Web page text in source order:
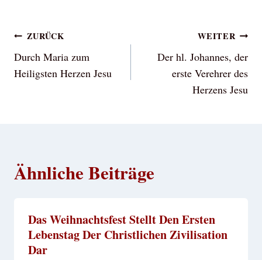
Beitragsnavigation
ZURÜCK
Durch Maria zum
Heiligsten Herzen Jesu
WEITER
Der hl. Johannes, der
erste Verehrer des
Herzens Jesu
Ähnliche Beiträge
Das Weihnachtsfest Stellt Den Ersten
Lebenstag Der Christlichen Zivilisation
Dar